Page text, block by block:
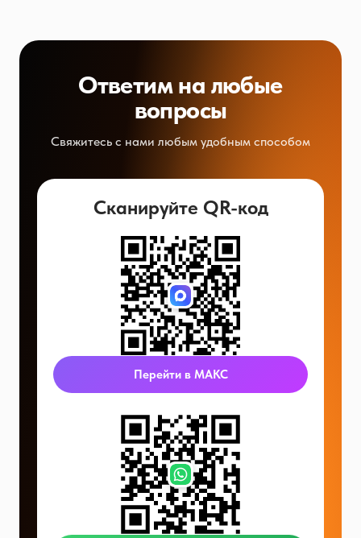
Ответим на любые
вопросы
Свяжитесь с нами любым удобным способом
Сканируйте QR-код
Перейти в МАКС